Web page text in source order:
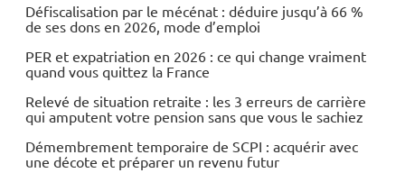
Défiscalisation par le mécénat : déduire jusqu’à 66 %
de ses dons en 2026, mode d’emploi
PER et expatriation en 2026 : ce qui change vraiment
quand vous quittez la France
Relevé de situation retraite : les 3 erreurs de carrière
qui amputent votre pension sans que vous le sachiez
Démembrement temporaire de SCPI : acquérir avec
une décote et préparer un revenu futur